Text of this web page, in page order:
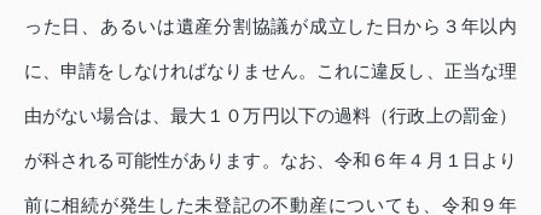
った日、あるいは遺産分割協議が成立した日から３年以内
に、申請をしなければなりません。これに違反し、正当な理
由がない場合は、最大１０万円以下の過料（行政上の罰金）
が科される可能性があります。なお、令和６年４月１日より
前に相続が発生した未登記の不動産についても、令和９年